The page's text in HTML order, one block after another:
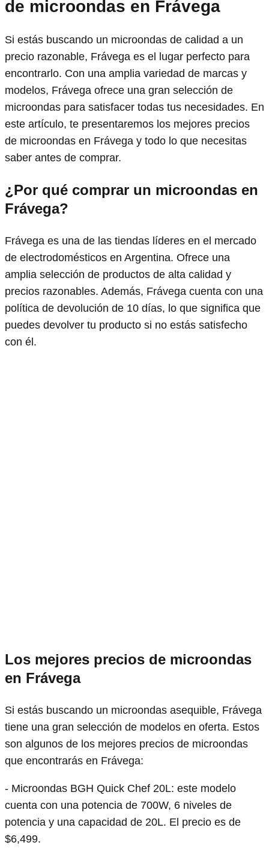
de microondas en Frávega
Si estás buscando un microondas de calidad a un
precio razonable, Frávega es el lugar perfecto para
encontrarlo. Con una amplia variedad de marcas y
modelos, Frávega ofrece una gran selección de
microondas para satisfacer todas tus necesidades. En
este artículo, te presentaremos los mejores precios
de microondas en Frávega y todo lo que necesitas
saber antes de comprar.
¿Por qué comprar un microondas en
Frávega?
Frávega es una de las tiendas líderes en el mercado
de electrodomésticos en Argentina. Ofrece una
amplia selección de productos de alta calidad y
precios razonables. Además, Frávega cuenta con una
política de devolución de 10 días, lo que significa que
puedes devolver tu producto si no estás satisfecho
con él.
Los mejores precios de microondas
en Frávega
Si estás buscando un microondas asequible, Frávega
tiene una gran selección de modelos en oferta. Estos
son algunos de los mejores precios de microondas
que encontrarás en Frávega:
- Microondas BGH Quick Chef 20L: este modelo
cuenta con una potencia de 700W, 6 niveles de
potencia y una capacidad de 20L. El precio es de
$6,499.